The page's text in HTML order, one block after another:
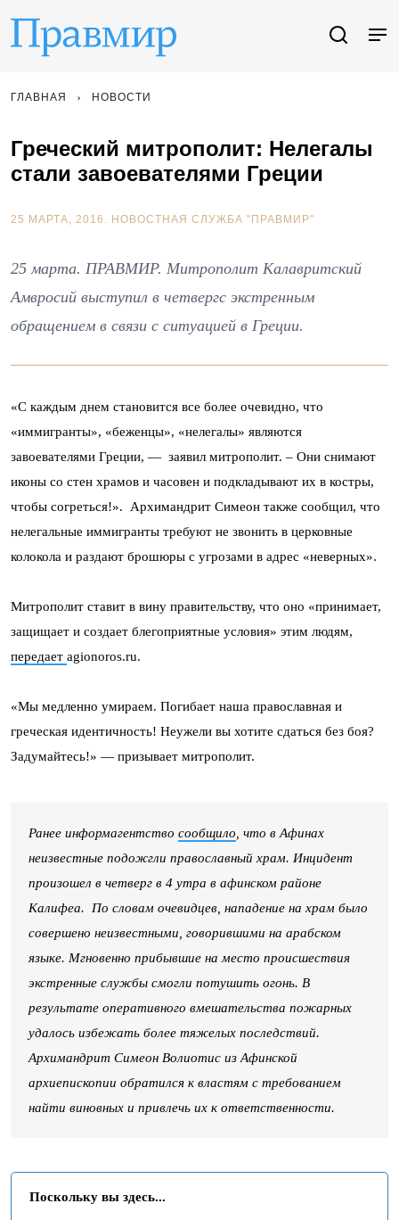
ГЛАВНАЯ НОВОСТИ
Греческий митрополит: Нелегалы
стали завоевателями Греции
25 МАРТА, 2016. НОВОСТНАЯ СЛУЖБА "ПРАВМИР"
25 марта. ПРАВМИР. Митрополит Калавритский
Амвросий выступил в четвергс экстренным
обращением в связи с ситуацией в Греции.
«С каждым днем становится все более очевидно, что
«иммигранты», «беженцы», «нелегалы» являются
завоевателями Греции, — заявил митрополит. – Они снимают
иконы со стен храмов и часовен и подкладывают их в костры,
чтобы согреться!». Архимандрит Симеон также сообщил, что
нелегальные иммигранты требуют не звонить в церковные
колокола и раздают брошюры с угрозами в адрес «неверных».
Митрополит ставит в вину правительству, что оно «принимает,
защищает и создает блегоприятные условия» этим людям,
передает agionoros.ru.
«Мы медленно умираем. Погибает наша православная и
греческая идентичность! Неужели вы хотите сдаться без боя?
Задумайтесь!» — призывает митрополит.
Ранее информагентство сообщило , что в Афинах
неизвестные подожгли православный храм. Инцидент
произошел в четверг в 4 утра в афинском районе
Калифеа. По словам очевидцев, нападение на храм было
совершено неизвестными, говорившими на арабском
языке. Мгновенно прибывшие на место происшествия
экстренные службы смогли потушить огонь. В
результате оперативного вмешательства пожарных
удалось избежать более тяжелых последствий.
Архимандрит Симеон Волиотис из Афинской
архиепископии обратился к властям с требованием
найти виновных и привлечь их к ответственности.
Поскольку вы здесь...